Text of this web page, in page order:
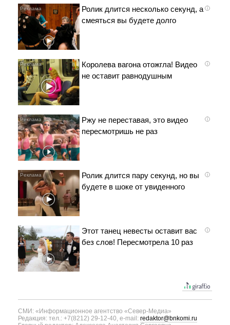
i
Ролик длится несколько секунд, а
смеяться вы будете долго
i
Королева вагона отожгла! Видео
не оставит равнодушным
i
Ржу не переставая, это видео
пересмотришь не раз
i
Ролик длится пару секунд, но вы
будете в шоке от увиденного
i
Этот танец невесты оставит вас
без слов! Пересмотрела 10 раз
СМИ: «Информационное агентство «Север-Медиа»
Редакция: тел.: +7(8212) 29-12-40, e-mail: redaktor@bnkomi.ru